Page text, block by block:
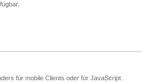
für mobile Clients oder für JavaScript.